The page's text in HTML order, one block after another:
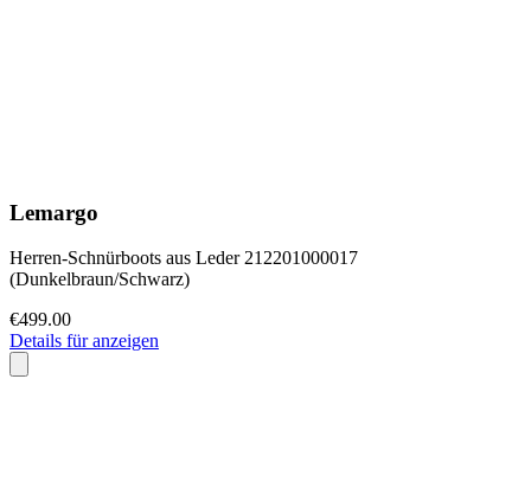
Lemargo
Herren-Schnürboots aus Leder 212201000017
(Dunkelbraun/Schwarz)
€499.00
Details für anzeigen